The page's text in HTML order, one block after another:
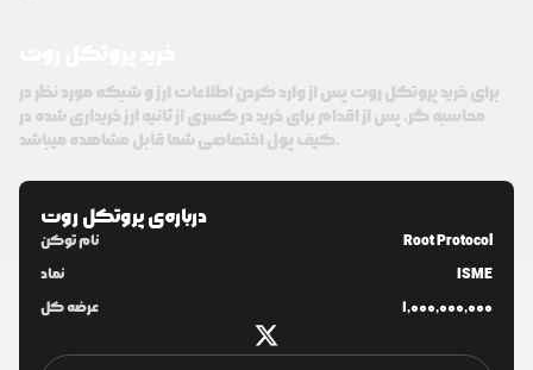
برای خرید پروتکل روت پس از وارد کردن اطلاعات ارز و شبکه مورد نظر در
محاسبه گر، پس از اقدام برای خرید در کسری از ثانیه ارز خریداری شده در
کیف پول اختصاصی شما قابل مشاهده میباشد.
درباره‌یپروتکل روت
نام توکن
Root Protocol
نماد
ISME
عرضه کل
1,000,000,000